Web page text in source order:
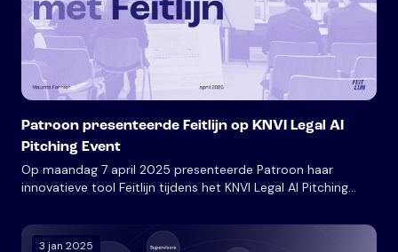
Patroon presenteerde Feitlijn op KNVI Legal AI
Pitching Event
Op maandag 7 april 2025 presenteerde Patroon haar
innovatieve tool Feitlijn tijdens het KNVI Legal AI Pitching
visualiseert in een grafische analyse en relevante juridische
informatie toegankelijk maakt.
3 jan 2025